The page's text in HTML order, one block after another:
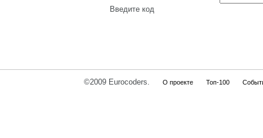
Введите код
©2009 Eurocoders. О проекте Топ-100